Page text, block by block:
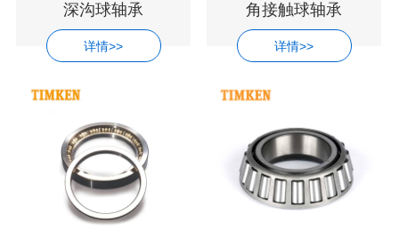
深沟球轴承
详情>>
角接触球轴承
详情>>